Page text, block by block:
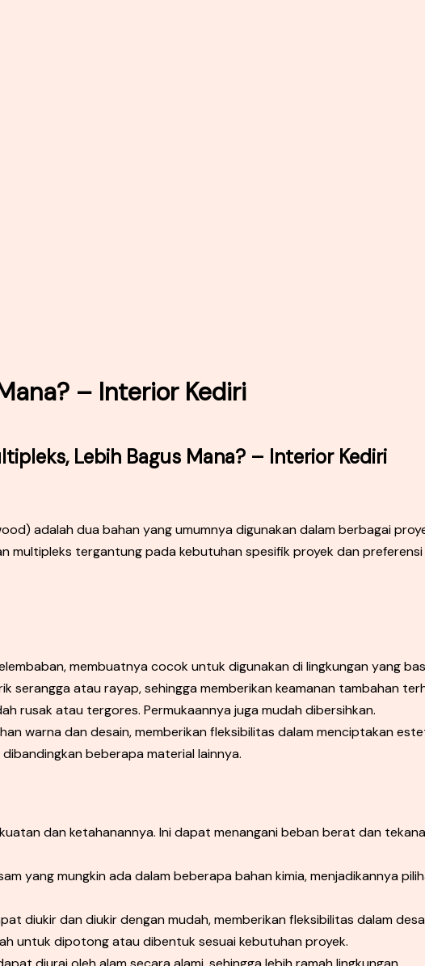
– Interior Kediri
Lebih Bagus Mana? – Interior Kediri
adalah dua bahan yang umumnya digunakan dalam berbagai
multipleks tergantung pada kebutuhan spesifik proyek dan
membuatnya cocok untuk digunakan di lingkungan yang
serangga atau rayap, sehingga memberikan keamanan tambahan
rusak atau tergores. Permukaannya juga mudah dibersihkan.
warna dan desain, memberikan fleksibilitas dalam menciptakan
beberapa material lainnya.
dan ketahanannya. Ini dapat menangani beban berat dan
yang mungkin ada dalam beberapa bahan kimia, menjadikannya
diukir dan diukir dengan mudah, memberikan fleksibilitas dalam
untuk dipotong atau dibentuk sesuai kebutuhan proyek.